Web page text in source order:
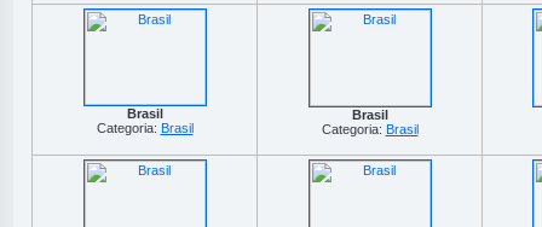
Brasil
Categoria: Brasil
Brasil
Categoria: Brasil